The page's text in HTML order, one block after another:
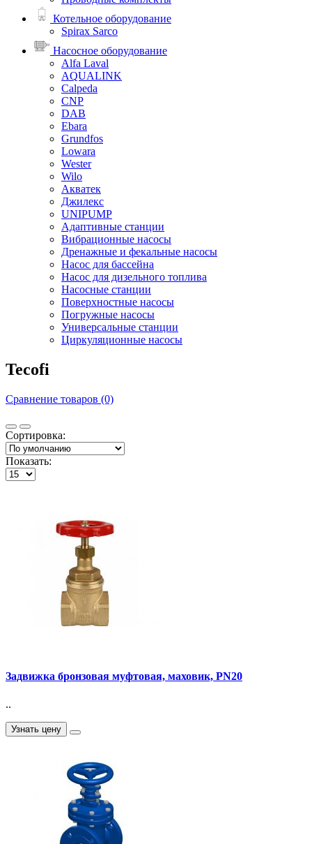
Котельное оборудование
Spirax Sarco
Насосное оборудование
Alfa Laval
AQUALINK
Calpeda
CNP
DAB
Ebara
Grundfos
Lowara
Wester
Wilo
Акватек
Джилекс
UNIPUMP
Адаптивные станции
Вибрационные насосы
Дренажные и фекальные насосы
Насос для бассейна
Насос для дизельного топлива
Насосные станции
Поверхностные насосы
Погружные насосы
Универсальные станции
Циркуляционные насосы
Tecofi
Сравнение товаров (0)
Сортировка:
Показать:
Задвижка бронзовая муфтовая, маховик, PN20
..
Узнать цену